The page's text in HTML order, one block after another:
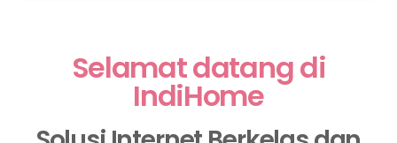
Selamat datang di
IndiHome